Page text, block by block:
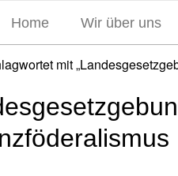
Home Wir über uns
mit